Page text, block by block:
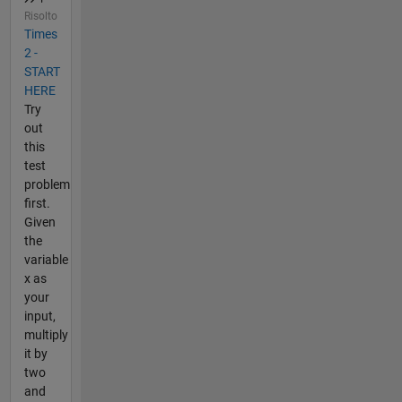
Risolto
Times
2 -
START
HERE
Try
out
this
test
problem
first.
Given
the
variable
x as
your
input,
multiply
it by
two
and